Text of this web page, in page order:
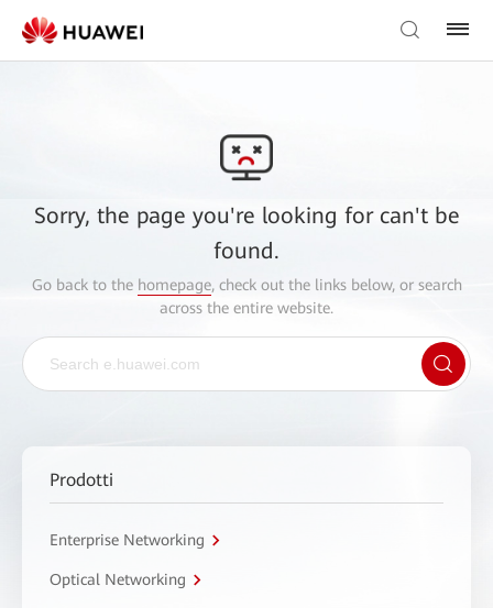
Sorry, the page you're looking for can't be
found.
Go back to the homepage, check out the links below, or search
across the entire website.
Prodotti
Enterprise Networking
Optical Networking